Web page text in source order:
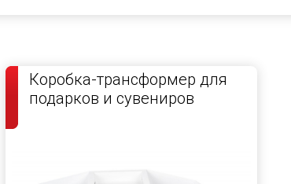
Коробка-трансформер для
подарков и сувениров